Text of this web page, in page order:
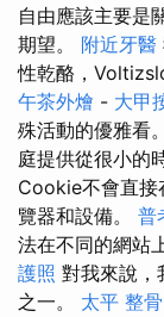
自由應該主要是
期望。 附近牙醫
性乾酪，
午茶外燴 - 大甲
殊活動的優雅看。
庭提供從很小的
Cookie不會直接
覽器和設備。 普
法在不同的網站
護照 對我來說，
之一。 太平 整骨